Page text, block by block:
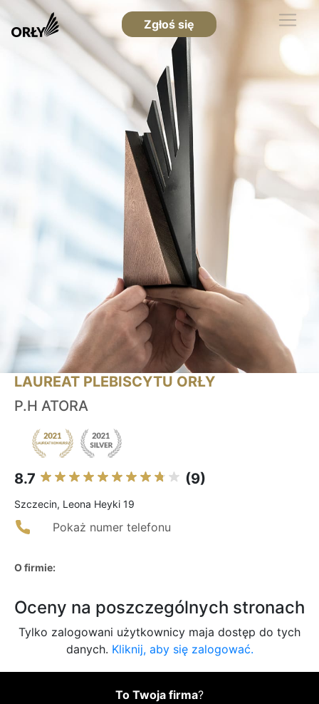
Zgłoś się
LAUREAT PLEBISCYTU ORŁY
P.H ATORA
8.7 (9)
Szczecin, Leona Heyki 19
Pokaż numer telefonu
O firmie:
Oceny na poszczególnych stronach
Tylko zalogowani użytkownicy maja dostęp do tych
danych. Kliknij, aby się zalogować.
To Twoja firma?